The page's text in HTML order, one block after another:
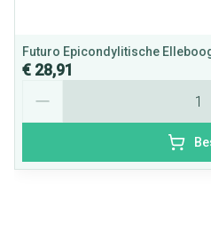
Futuro Epicondylitische
€ 28,91